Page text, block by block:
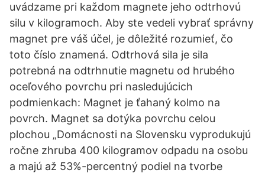
uvádzame pri každom magnete jeho odtrhovú
silu v kilogramoch. Aby ste vedeli vybrať správny
magnet pre váš účel, je dôležité rozumieť, čo
toto číslo znamená. Odtrhová sila je sila
potrebná na odtrhnutie magnetu od hrubého
oceľového povrchu pri nasledujúcich
podmienkach: Magnet je ťahaný kolmo na
povrch. Magnet sa dotýka povrchu celou
plochou „Domácnosti na Slovensku vyprodukujú
ročne zhruba 400 kilogramov odpadu na osobu
a majú až 53%-percentný podiel na tvorbe